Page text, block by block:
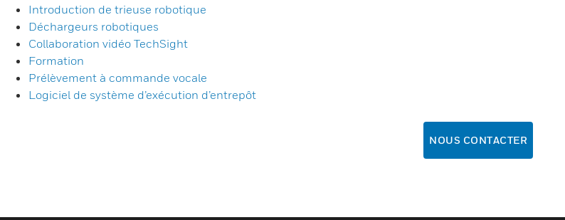
Introduction de trieuse robotique
Déchargeurs robotiques
Collaboration vidéo TechSight
Formation
Prélèvement à commande vocale
Logiciel de système d’exécution d’entrepôt
NOUS CONTACTER